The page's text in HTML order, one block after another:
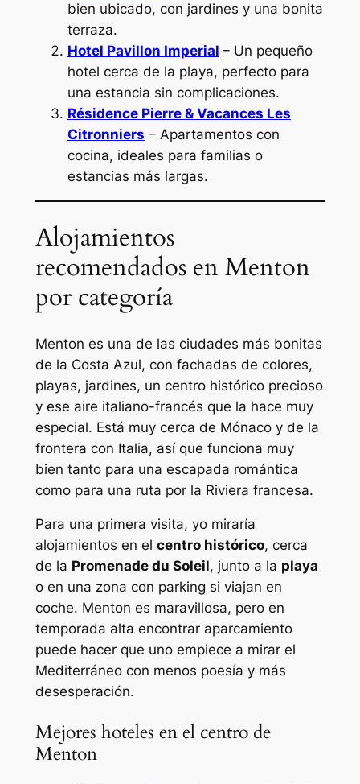
bien ubicado, con jardines y una bonita
terraza.
Hotel Pavillon Imperial – Un pequeño
hotel cerca de la playa, perfecto para
una estancia sin complicaciones.
Résidence Pierre & Vacances Les
Citronniers – Apartamentos con
cocina, ideales para familias o
estancias más largas.
Alojamientos
recomendados en Menton
por categoría
Menton es una de las ciudades más bonitas
de la Costa Azul, con fachadas de colores,
playas, jardines, un centro histórico precioso
y ese aire italiano-francés que la hace muy
especial. Está muy cerca de Mónaco y de la
frontera con Italia, así que funciona muy
bien tanto para una escapada romántica
como para una ruta por la Riviera francesa.
Para una primera visita, yo miraría
alojamientos en el centro histórico, cerca
de la Promenade du Soleil, junto a la playa
o en una zona con parking si viajan en
coche. Menton es maravillosa, pero en
temporada alta encontrar aparcamiento
puede hacer que uno empiece a mirar el
Mediterráneo con menos poesía y más
desesperación.
Mejores hoteles en el centro de
Menton